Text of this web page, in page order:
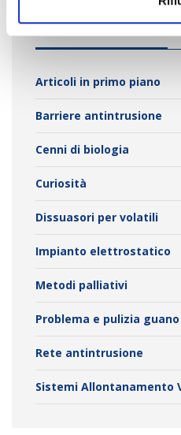
CATEGORIE PRINCIPALI
Articoli in primo piano
Barriere antintrusione
Cenni di biologia
Curiosità
Dissuasori per volatili
Impianto elettrostatico
Metodi palliativi
Problema e pulizia
Rete antintrusione
Sistemi Allontanamento